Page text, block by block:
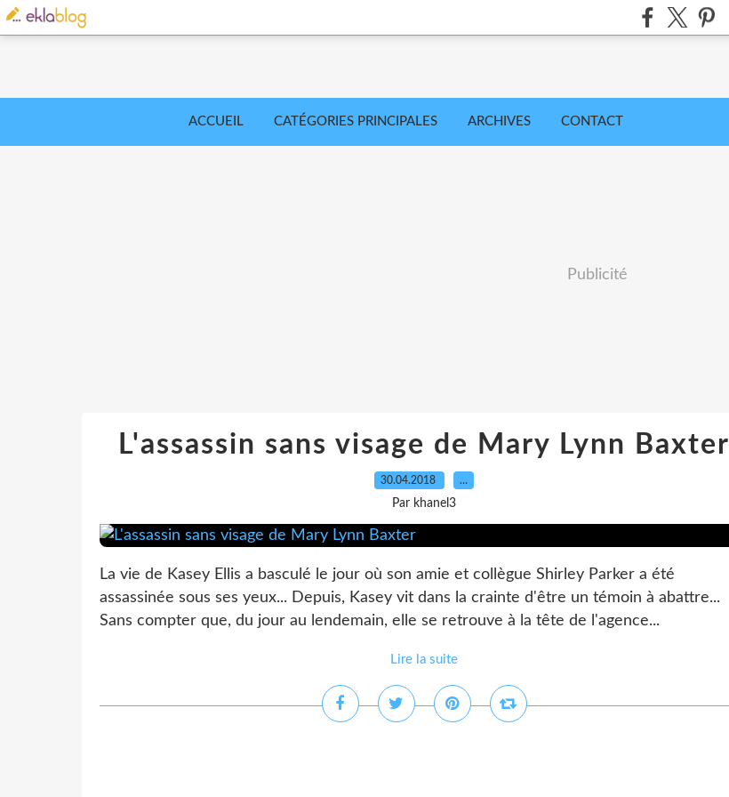
ACCUEIL CATÉGORIES PRINCIPALES ARCHIVES CONTACT
Publicité
L'assassin sans visage de Mary Lynn Baxter
30.04.2018 …
Par khanel3
La vie de Kasey Ellis a basculé le jour où son amie et collègue Shirley Parker a été
assassinée sous ses yeux... Depuis, Kasey vit dans la crainte d'être un témoin à abattre...
Sans compter que, du jour au lendemain, elle se retrouve à la tête de l'agence...
Lire la suite